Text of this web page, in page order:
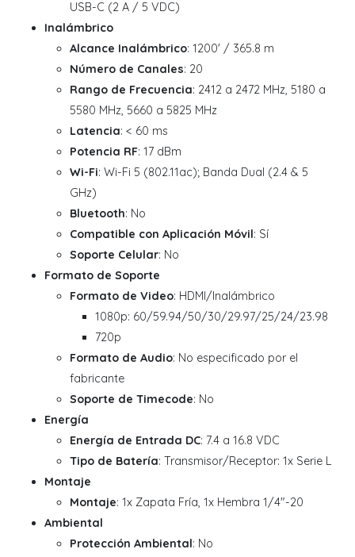
USB-C (2 A / 5 VDC)
Inalámbrico
Alcance Inalámbrico: 1200' / 365.8 m
Número de Canales: 20
Rango de Frecuencia: 2412 a 2472 MHz, 5180 a
5580 MHz, 5660 a 5825 MHz
Latencia: < 60 ms
Potencia RF: 17 dBm
Wi-Fi: Wi-Fi 5 (802.11ac); Banda Dual (2.4 & 5
GHz)
Bluetooth: No
Compatible con Aplicación Móvil: Sí
Soporte Celular: No
Formato de Soporte
Formato de Video: HDMI/Inalámbrico
1080p: 60/59.94/50/30/29.97/25/24/23.98
720p
Formato de Audio: No especificado por el
fabricante
Soporte de Timecode: No
Energía
Energía de Entrada DC: 7.4 a 16.8 VDC
Tipo de Batería: Transmisor/Receptor: 1x Serie L
Montaje
Montaje: 1x Zapata Fría, 1x Hembra 1/4"-20
Ambiental
Protección Ambiental: No